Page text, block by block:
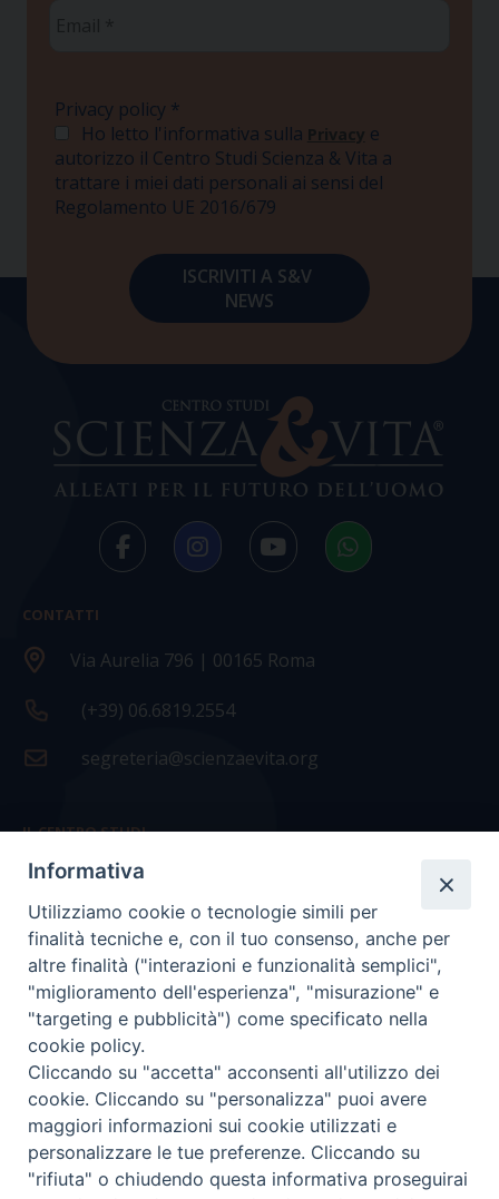
Privacy policy *
Ho letto l'informativa sulla Privacy e
autorizzo il Centro Studi Scienza & Vita a
trattare i miei dati personali ai sensi del
Regolamento UE 2016/679
CONTATTI
Via Aurelia 796 | 00165 Roma
(+39) 06.6819.2554
segreteria@scienzaevita.org
IL CENTRO STUDI
La nostra storia
Statuto
Presidenza e ufficio presidenza
Consiglio scientifico
Coordinamento nazionale
COPYRIGHT Scienza & Vita - C.F96600690588- Tutti i
Informativa
Utilizziamo cookie o tecnologie simili per
finalità tecniche e, con il tuo consenso, anche per
altre finalità ("interazioni e funzionalità semplici",
"miglioramento dell'esperienza", "misurazione" e
"targeting e pubblicità") come specificato nella
cookie policy.
Cliccando su "accetta" acconsenti all'utilizzo dei
cookie. Cliccando su "personalizza" puoi avere
maggiori informazioni sui cookie utilizzati e
personalizzare le tue preferenze. Cliccando su
"rifiuta" o chiudendo questa informativa proseguirai